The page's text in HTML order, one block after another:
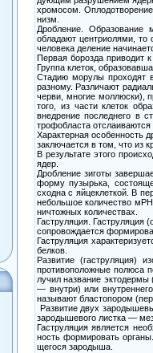
хромосом. Оплодотворение
низм.
Дробление. Образование
обладают центриолями, то
человека деление
Первая борозда приводит
Группа клеток,
Стадию морулы проходят
разному. Различают
черви, многие моллюски),
того, из части клеток
внедрение последнего в
трофобласта
Характерная особенность
заключается в том, что из
В результате этого
ядер.
Дробление зиготы
форму пузырька,
сходна с яйцеклеткой. В
небольшое количество
ничтожных количествах.
Гаструляция. Гаструляция
сопровождается
Гаструляция
белков.
Развитие (гаструляция)
противоположные полюса
лучил название
— внутри) или
называют бластопором
Развитие двух
зародышевого листка —
Гаструляция является
ность формировать
щегося зародыша.